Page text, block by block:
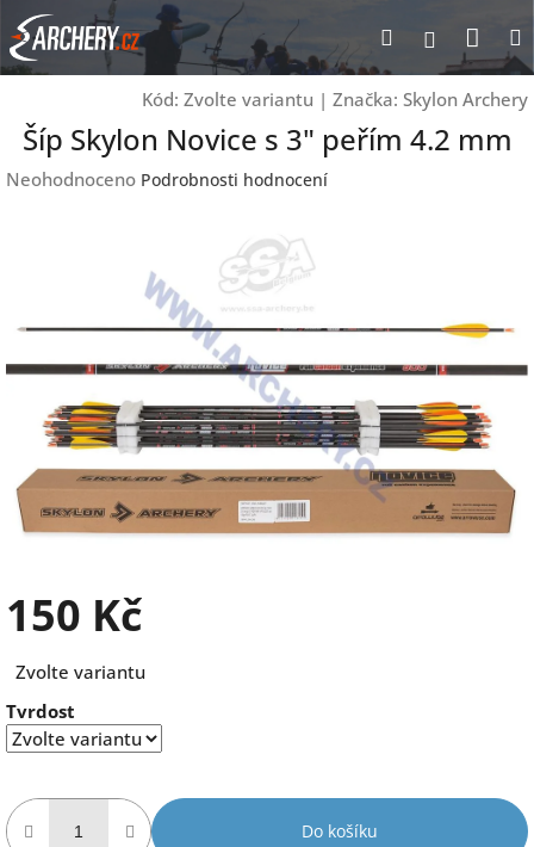
Přejít
na
obsah
Hledat
Kód: Zvolte variantu | Značka: Skylon Archery
Šíp Skylon Novice s 3" peřím 4.2 mm
Průměrné
Neohodnoceno Podrobnosti hodnocení
150 Kč
cena:
Zvolte variantu
Tvrdost
Do košíku